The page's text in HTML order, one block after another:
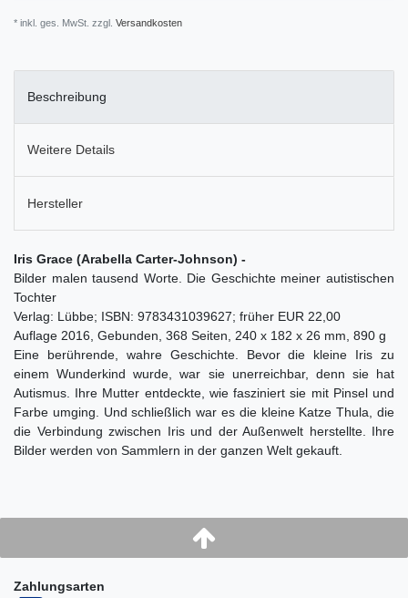
* inkl. ges. MwSt. zzgl. Versandkosten
Beschreibung
Weitere Details
Hersteller
Iris Grace (Arabella Carter-Johnson) -
Bilder malen tausend Worte. Die Geschichte meiner autistischen
Tochter
Verlag: Lübbe; ISBN: 9783431039627; früher EUR 22,00
Auflage 2016, Gebunden, 368 Seiten, 240 x 182 x 26 mm, 890 g
Eine berührende, wahre Geschichte. Bevor die kleine Iris zu
einem Wunderkind wurde, war sie unerreichbar, denn sie hat
Autismus. Ihre Mutter entdeckte, wie fasziniert sie mit Pinsel und
Farbe umging. Und schließlich war es die kleine Katze Thula, die
die Verbindung zwischen Iris und der Außenwelt herstellte. Ihre
Bilder werden von Sammlern in der ganzen Welt gekauft.
Zahlungsarten